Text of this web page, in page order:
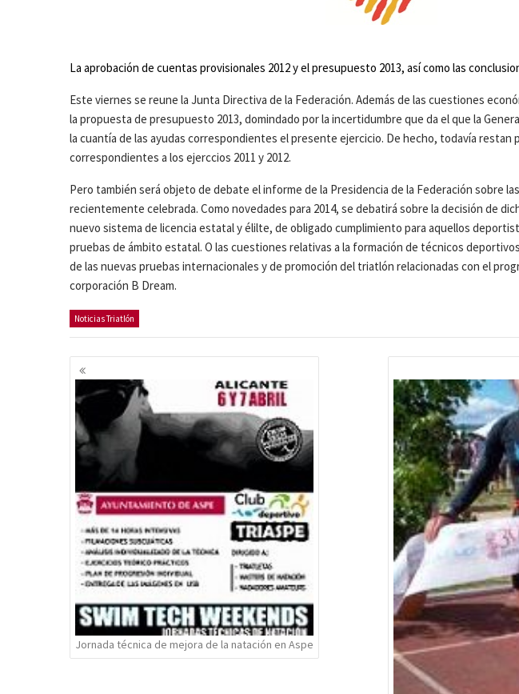
La aprobación de cuentas provisionales 2012 y el presupuesto 2013, así como las
Este viernes se reune la Junta Directiva de la Federación. Además de las cuestiones
la propuesta de presupuesto 2013, domindado por la incertidumbre que da el que la
la cuantía de las ayudas correspondientes el presente ejercicio. De hecho, todavía restan
correspondientes a los ejerccios 2011 y 2012.
Pero también será objeto de debate el informe de la Presidencia de la Federación sobre
recientemente celebrada. Como novedades para 2014, se debatirá sobre la decisión de
nuevo sistema de licencia estatal y élilte, de obligado cumplimiento para aquellos
pruebas de ámbito estatal. O las cuestiones relativas a la formación de técnicos
de las nuevas pruebas internacionales y de promoción del triatlón relacionadas con el
corporación B Dream.
Noticias Triatlón
Navegación
de
entradas
Jornada técnica de mejora de la natación en Aspe